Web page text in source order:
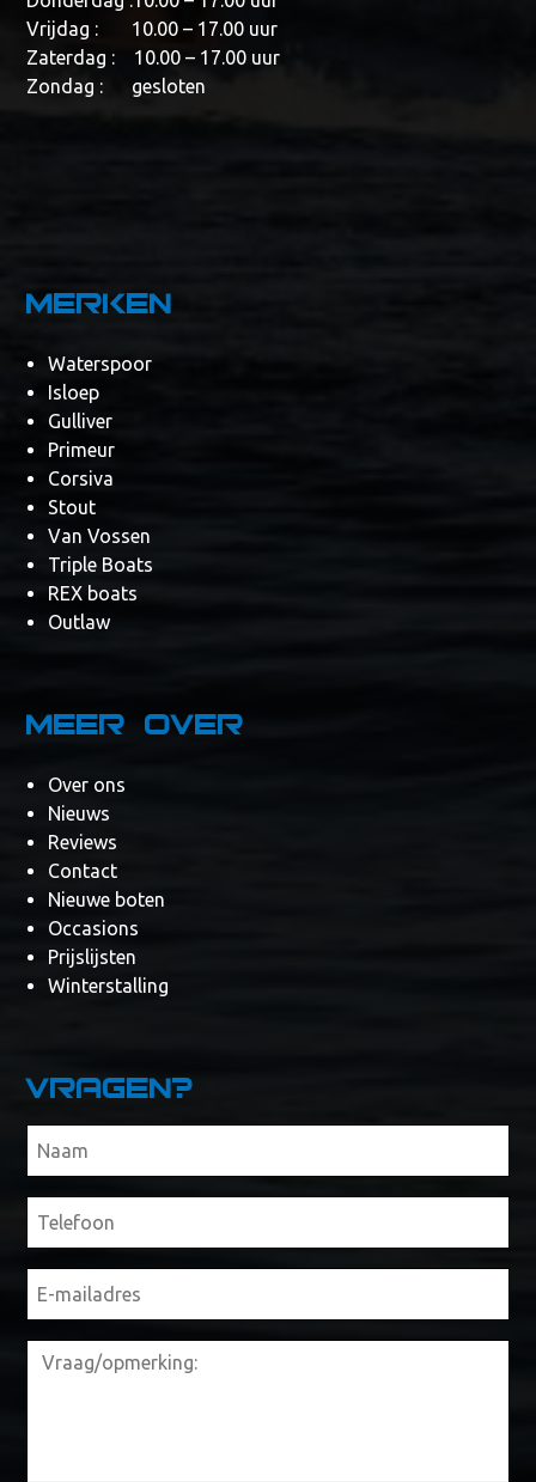
Vrijdag : 10.00 – 17.00 uur
Zaterdag : 10.00 – 17.00 uur
Zondag : gesloten
Merken
Waterspoor
Isloep
Gulliver
Primeur
Corsiva
Stout
Van Vossen
Triple Boats
REX boats
Outlaw
Meer over
Over ons
Nieuws
Reviews
Contact
Nieuwe boten
Occasions
Prijslijsten
Winterstalling
Vragen?